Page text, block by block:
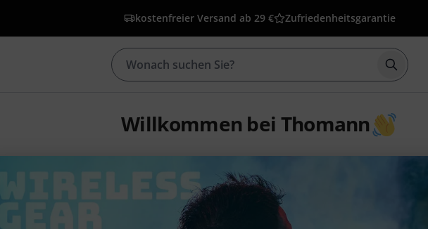
kostenfreier Versand ab 29 € Zufriedenheitsgarantie
Suche
Willkommen bei Thomann